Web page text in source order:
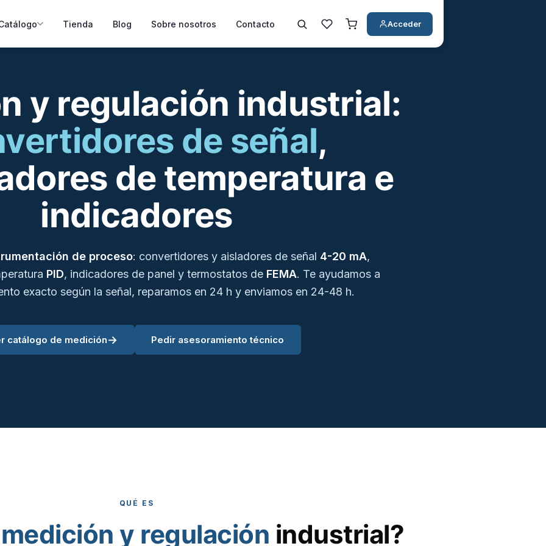
Tienda Blog Sobre nosotros Contacto Acceder
y regulación industrial:
de señal,
de temperatura e
indicadores
de proceso: convertidores y aisladores de señal 4-20 mA,
PID, indicadores de panel y termostatos de FEMA. Te ayudamos a
exacto según la señal, reparamos en 24 h y enviamos en 24-48 h.
catálogo de medición→ Pedir asesoramiento técnico
QUÉ ES
medición y regulación industrial?